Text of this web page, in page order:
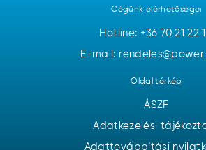
Cégünk elérhetőségei
Hotline: +36 70 21 22
E-mail:
Oldal térkép
ÁSZF
Adatkezelési
Adattovábbítási